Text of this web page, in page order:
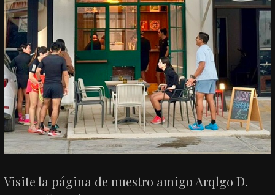
Visite la página de nuestro amigo Arqlgo D.